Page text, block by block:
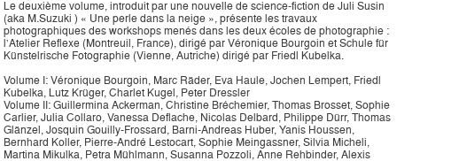
Le deuxième volume, introduit par une nouvelle de science-fiction de Juli Susin
(aka M.Suzuki ) « Une perle dans la neige », présente les travaux
photographiques des workshops menés dans les deux écoles de photographie :
l’Atelier Reflexe (Montreuil, France), dirigé par Véronique Bourgoin et Schule für
Künstelrische Fotographie (Vienne, Autriche) dirigé par Friedl Kubelka.
Volume I: Véronique Bourgoin, Marc Räder, Eva Haule, Jochen Lempert, Friedl
Kubelka, Lutz Krüger, Charlet Kugel, Peter Dressler
Volume II: Guillermina Ackerman, Christine Bréchemier, Thomas Brosset, Sophie
Carlier, Julia Collaro, Vanessa Deflache, Nicolas Delbard, Philippe Dürr, Thomas
Glänzel, Josquin Gouilly-Frossard, Barni-Andreas Huber, Yanis Houssen,
Bernhard Koller, Pierre-André Lestocart, Sophie Meingassner, Silvia Micheli,
Martina Mikulka, Petra Mühlmann, Susanna Pozzoli, Anne Rehbinder, Alexis